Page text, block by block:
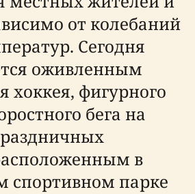
от колебаний
Сегодня
оживленным
хоккея, фигурного
бега на
в
спортивном парке